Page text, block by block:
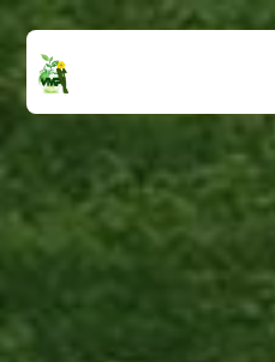
Panneau de gestion des cookies